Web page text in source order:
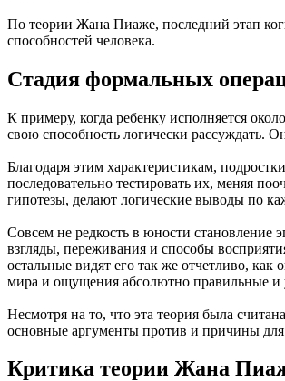
По теории Жана Пиаже, последний этап
способностей человека.
Стадия формальных
К примеру, когда ребенку исполняется
свою способность логически рассуждать.
Благодаря этим характеристикам,
последовательно тестировать их, меняя
гипотезы, делают логические выводы по
Совсем не редкость в юности становление
взгляды, переживания и способы
остальные видят его так же отчетливо,
мира и ощущения абсолютно правильные и
Несмотря на то, что эта теория была
основные аргументы против и причины
Критика теории Жана